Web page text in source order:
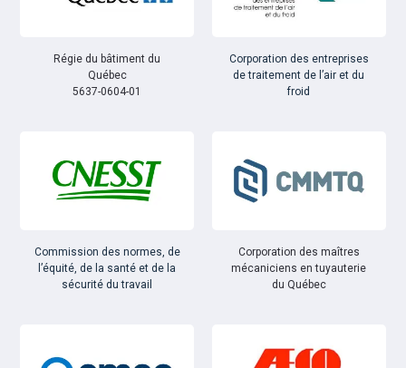
Régie du bâtiment du
Québec
5637-0604-01
Corporation des entreprises
de traitement de l’air et du
froid
Commission des normes, de
l’équité, de la santé et de la
sécurité du travail
Corporation des maîtres
mécaniciens en tuyauterie
du Québec